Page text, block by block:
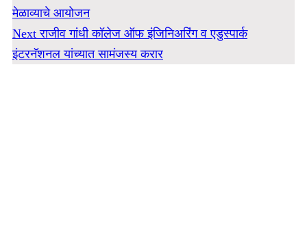
मेळाव्याचे आयोजन
Next राजीव गांधी कॉलेज ऑफ इंजिनिअरिंग व एडुस्पार्क
इंटरनॅशनल यांच्यात सामंजस्य करार